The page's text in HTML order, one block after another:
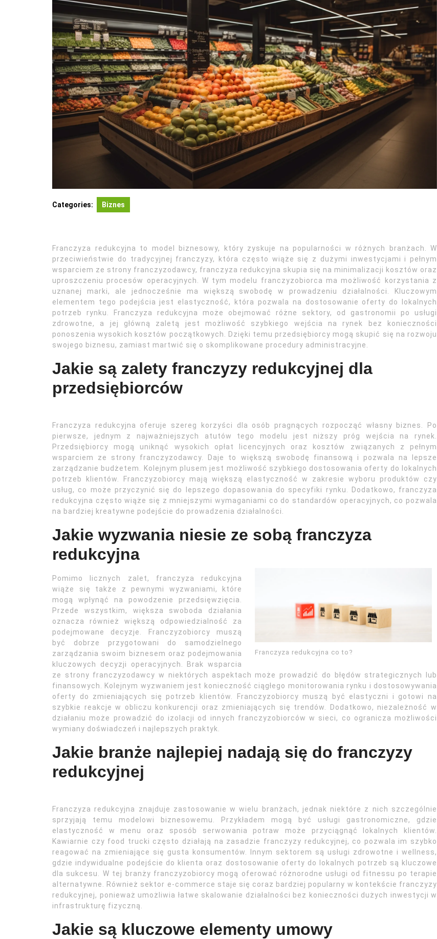
Categories: Biznes
Franczyza redukcyjna to model biznesowy, który zyskuje na popularności w różnych branżach. W
przeciwieństwie do tradycyjnej franczyzy, która często wiąże się z dużymi inwestycjami i pełnym
wsparciem ze strony franczyzodawcy, franczyza redukcyjna skupia się na minimalizacji kosztów oraz
uproszczeniu procesów operacyjnych. W tym modelu franczyzobiorca ma możliwość korzystania z
uznanej marki, ale jednocześnie ma większą swobodę w prowadzeniu działalności. Kluczowym
elementem tego podejścia jest elastyczność, która pozwala na dostosowanie oferty do lokalnych
potrzeb rynku. Franczyza redukcyjna może obejmować różne sektory, od gastronomii po usługi
zdrowotne, a jej główną zaletą jest możliwość szybkiego wejścia na rynek bez konieczności
ponoszenia wysokich kosztów początkowych. Dzięki temu przedsiębiorcy mogą skupić się na rozwoju
swojego biznesu, zamiast martwić się o skomplikowane procedury administracyjne.
Jakie są zalety franczyzy redukcyjnej dla
przedsiębiorców
Franczyza redukcyjna oferuje szereg korzyści dla osób pragnących rozpocząć własny biznes. Po
pierwsze, jednym z najważniejszych atutów tego modelu jest niższy próg wejścia na rynek.
Przedsiębiorcy mogą uniknąć wysokich opłat licencyjnych oraz kosztów związanych z pełnym
wsparciem ze strony franczyzodawcy. Daje to większą swobodę finansową i pozwala na lepsze
zarządzanie budżetem. Kolejnym plusem jest możliwość szybkiego dostosowania oferty do lokalnych
potrzeb klientów. Franczyzobiorcy mają większą elastyczność w zakresie wyboru produktów czy
usług, co może przyczynić się do lepszego dopasowania do specyfiki rynku. Dodatkowo, franczyza
redukcyjna często wiąże się z mniejszymi wymaganiami co do standardów operacyjnych, co pozwala
na bardziej kreatywne podejście do prowadzenia działalności.
Jakie wyzwania niesie ze sobą franczyza
redukcyjna
Franczyza redukcyjna co to?
Pomimo licznych zalet, franczyza redukcyjna
wiąże się także z pewnymi wyzwaniami, które
mogą wpłynąć na powodzenie przedsięwzięcia.
Przede wszystkim, większa swoboda działania
oznacza również większą odpowiedzialność za
podejmowane decyzje. Franczyzobiorcy muszą
być dobrze przygotowani do samodzielnego
zarządzania swoim biznesem oraz podejmowania
kluczowych decyzji operacyjnych. Brak wsparcia
ze strony franczyzodawcy w niektórych aspektach może prowadzić do błędów strategicznych lub
finansowych. Kolejnym wyzwaniem jest konieczność ciągłego monitorowania rynku i dostosowywania
oferty do zmieniających się potrzeb klientów. Franczyzobiorcy muszą być elastyczni i gotowi na
szybkie reakcje w obliczu konkurencji oraz zmieniających się trendów. Dodatkowo, niezależność w
działaniu może prowadzić do izolacji od innych franczyzobiorców w sieci, co ogranicza możliwości
wymiany doświadczeń i najlepszych praktyk.
Jakie branże najlepiej nadają się do franczyzy
redukcyjnej
Franczyza redukcyjna znajduje zastosowanie w wielu branżach, jednak niektóre z nich szczególnie
sprzyjają temu modelowi biznesowemu. Przykładem mogą być usługi gastronomiczne, gdzie
elastyczność w menu oraz sposób serwowania potraw może przyciągnąć lokalnych klientów.
Kawiarnie czy food trucki często działają na zasadzie franczyzy redukcyjnej, co pozwala im szybko
reagować na zmieniające się gusta konsumentów. Innym sektorem są usługi zdrowotne i wellness,
gdzie indywidualne podejście do klienta oraz dostosowanie oferty do lokalnych potrzeb są kluczowe
dla sukcesu. W tej branży franczyzobiorcy mogą oferować różnorodne usługi od fitnessu po terapie
alternatywne. Również sektor e-commerce staje się coraz bardziej popularny w kontekście franczyzy
redukcyjnej, ponieważ umożliwia łatwe skalowanie działalności bez konieczności dużych inwestycji w
infrastrukturę fizyczną.
Jakie są kluczowe elementy umowy